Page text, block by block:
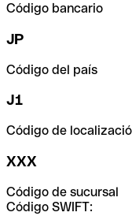
Código bancario
JP
Código del país
J1
Código de
XXX
Código de sucursal
Código SWIFT: